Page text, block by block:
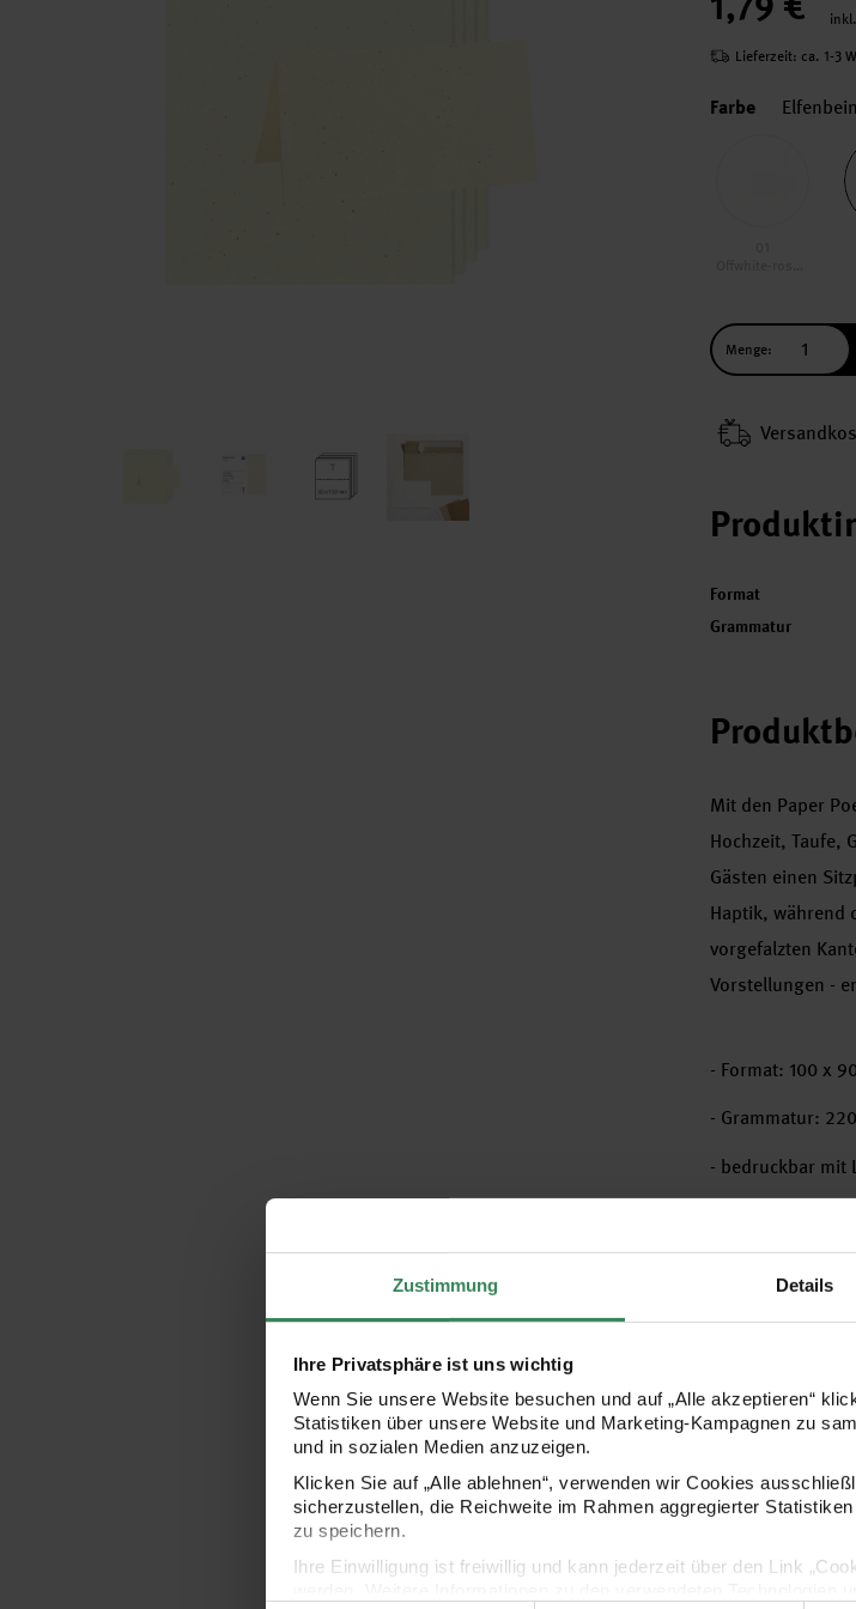
Zustimmung Details
Ihre Privatsphäre ist uns wichtig
Wenn Sie unsere Website besuchen und auf „Alle akzeptieren“
Statistiken über unsere Website und Marketing-Kampagnen zu
und in sozialen Medien anzuzeigen.
Klicken Sie auf „Alle ablehnen“, verwenden wir Cookies
sicherzustellen, die Reichweite im Rahmen aggregierter
zu speichern.
Ihre Einwilligung ist freiwillig und kann jederzeit über den Link
Lieferzeit: ca. 1-3
Farbe Elfenbein
Menge:
Format
Grammatur
Mit den Paper
Hochzeit, Taufe,
Gästen einen
Haptik, während
vorgefalzten
Vorstellungen -
- Format: 100 x
- Grammatur:
- bedruckbar mit